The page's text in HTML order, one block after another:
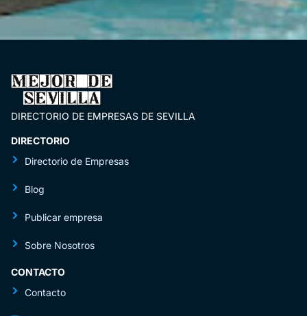
DIRECTORIO DE EMPRESAS DE SEVILLA
DIRECTORIO
Directorio de Empresas
Blog
Publicar empresa
Sobre Nosotros
CONTACTO
Contacto